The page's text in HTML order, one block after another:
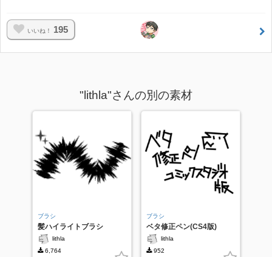
いいね！ 195
"lithla"さんの別の素材
ブラシ
髪ハイライトブラシ
lithla
6,764
ブラシ
ベタ修正ペン(CS4版)
lithla
952